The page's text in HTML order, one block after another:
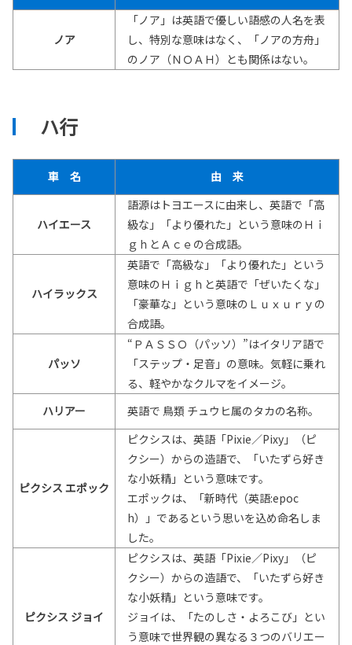
ノア
「ノア」は英語で優しい語感の人名を表
し、特別な意味はなく、「ノアの方舟」
のノア（ＮＯＡＨ）とも関係はない。
ハ行
車 名 由 来
ハイエース
語源はトヨエースに由来し、英語で「高
級な」「より優れた」という意味のＨｉ
ｇｈとＡｃｅの合成語。
ハイラックス
英語で「高級な」「より優れた」という
意味のＨｉｇｈと英語で「ぜいたくな」
「豪華な」という意味のＬｕｘｕｒｙの
合成語。
パッソ
“ＰＡＳＳＯ（パッソ）”はイタリア語で
「ステップ・足音」の意味。気軽に乗れ
る、軽やかなクルマをイメージ。
ハリアー
英語で 鳥類 チュウヒ属のタカの名称。
ピクシス エポック
ピクシスは、英語「Pixie／Pixy」（ピ
クシー）からの造語で、「いたずら好き
な小妖精」という意味です。
エポックは、「新時代（英語:epoc
h）」であるという思いを込め命名しま
した。
ピクシス ジョイ
ピクシスは、英語「Pixie／Pixy」（ピ
クシー）からの造語で、「いたずら好き
な小妖精」という意味です。
ジョイは、「たのしさ・よろこび」とい
う意味で世界観の異なる３つのバリエー